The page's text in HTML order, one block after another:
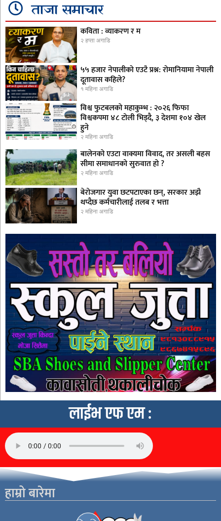
ताजा समाचार
कविता : व्याकरण र म
२ हप्ता अगाडि
५५ हजार नेपालीको एउटै प्रश्न: रोमानियामा नेपाली
दूतावास कहिले?
१ महिना अगाडि
विश्व फुटबलको महाकुम्भ : २०२६ फिफा
विश्वकपमा ४८ टोली भिड्दै, ३ देशमा १०४ खेल
हुने
२ महिना अगाडि
बालेनको एउटा वाक्यमा विवाद, तर असली बहस
सीमा समाधानको सुरुवात हो ?
२ महिना अगाडि
बेरोजगार युवा छटपटाएका छन्, सरकार अझै
थप्दैछ कर्मचारीलाई तलब र भत्ता
२ महिना अगाडि
लाईभ एफ एम :
हाम्रो बारेमा